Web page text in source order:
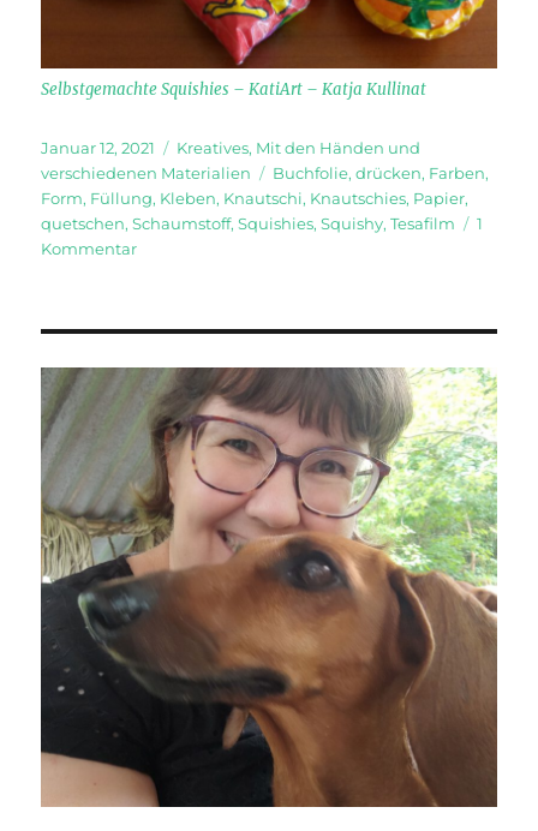
Selbstgemachte Squishies – KatiArt – Katja Kullinat
Veröffentlicht
am
Januar 12, 2021 Kategorien
Kreatives, Mit den Händen und
verschiedenen Materialien
Schlagwörter
Buchfolie,drücken, Farben,
Form, Füllung, Kleben, Knautschi, Knautschies, Papier,
quetschen,Schaumstoff,Squishies,Squishy,Tesafilm
1
Kommentarzu